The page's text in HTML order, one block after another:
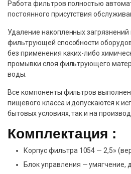
Работа фильтров полностью
постоянного присутствия
Удаление накопленных загрязнений
фильтрующей способности
без применения каких-либо
промывки слоя фильтрующего
воды.
Все компоненты фильтров
пищевого класса и допускаются к
бытовых условиях, так и на
Комплектация :
Корпус фильтра 1054 — 2,5»
Блок управления — умягчение,